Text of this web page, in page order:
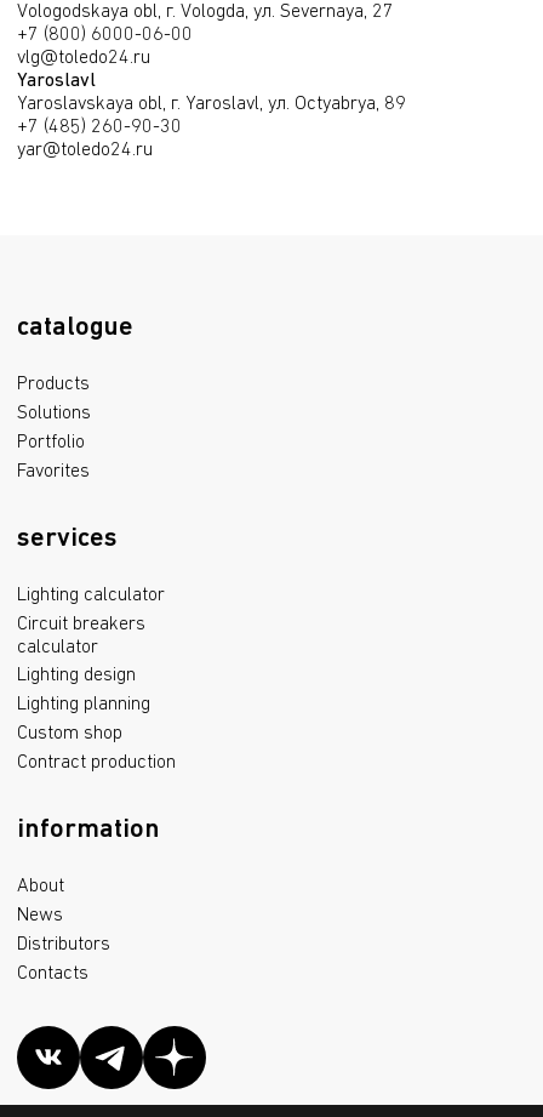
Vologodskaya obl, г. Vologda, ул. Severnaya, 27
+7 (800) 6000-06-00
vlg@toledo24.ru
Yaroslavl
Yaroslavskaya obl, г. Yaroslavl, ул. Octyabrya, 89
+7 (485) 260-90-30
yar@toledo24.ru
catalogue
Products
Solutions
Portfolio
Favorites
services
Lighting calculator
Circuit breakers
calculator
Lighting design
Lighting planning
Custom shop
Contract production
information
About
News
Distributors
Contacts